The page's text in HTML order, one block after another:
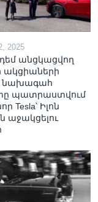
2025
դեմ անցկացվող
ակցիաների
նախագահ
պատրաստվում
Tesla՝ Իլոն
աջակցելու